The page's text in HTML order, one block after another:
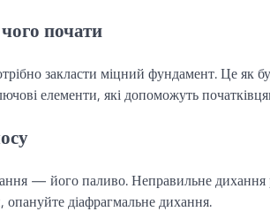
почати
закласти міцний фундамент. Це як
елементи, які допоможуть
— його паливо. Неправильне дихання
діафрагмальне дихання.